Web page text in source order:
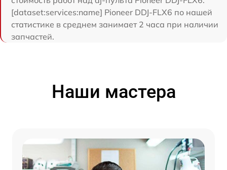
[dataset:services:name] Pioneer DDJ-FLX6 по нашей
статистике в среднем занимает 2 часа при наличии
запчастей.
Наши мастера